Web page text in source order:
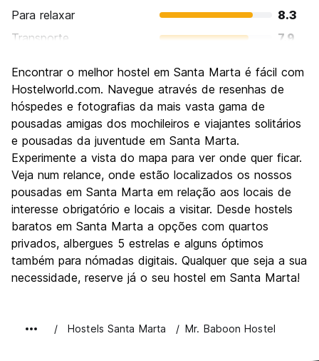
Para relaxar
8.3
Transporte
7.9
Cultura
7.2
Festas / vida noturna
Custo-beneficio
8.0
Encontrar o melhor hostel em Santa Marta é fácil com
Hostelworld.com. Navegue através de resenhas de
hóspedes e fotografias da mais vasta gama de
pousadas amigas dos mochileiros e viajantes solitários
e pousadas da juventude em Santa Marta.
Experimente a vista do mapa para ver onde quer ficar.
Veja num relance, onde estão localizados os nossos
pousadas em Santa Marta em relação aos locais de
interesse obrigatório e locais a visitar. Desde hostels
baratos em Santa Marta a opções com quartos
privados, albergues 5 estrelas e alguns óptimos
também para nómadas digitais. Qualquer que seja a sua
necessidade, reserve já o seu hostel em Santa Marta!
Hostels Santa Marta Mr. Baboon Hostel